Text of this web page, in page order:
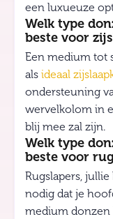
een luxueuze
Welk type
beste voor
Een medium tot
als ideaal
ondersteuning
wervelkolom in
blij mee zal zijn.
Welk type
beste voor
Rugslapers,
nodig dat je
medium donzen